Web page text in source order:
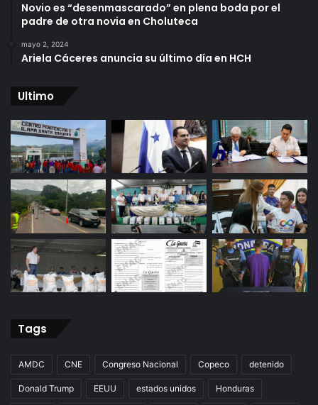
Novio es “desenmascarado” en plena boda por el
padre de otra novia en Choluteca
mayo 2, 2024
Ariela Cáceres anuncia su último día en HCH
Ultimo
Tags
AMDC CNE Congreso Nacional Copeco detenido
Donald Trump EEUU estados unidos Honduras